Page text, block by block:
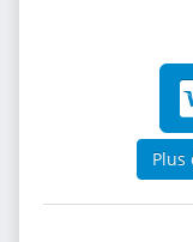
Plus